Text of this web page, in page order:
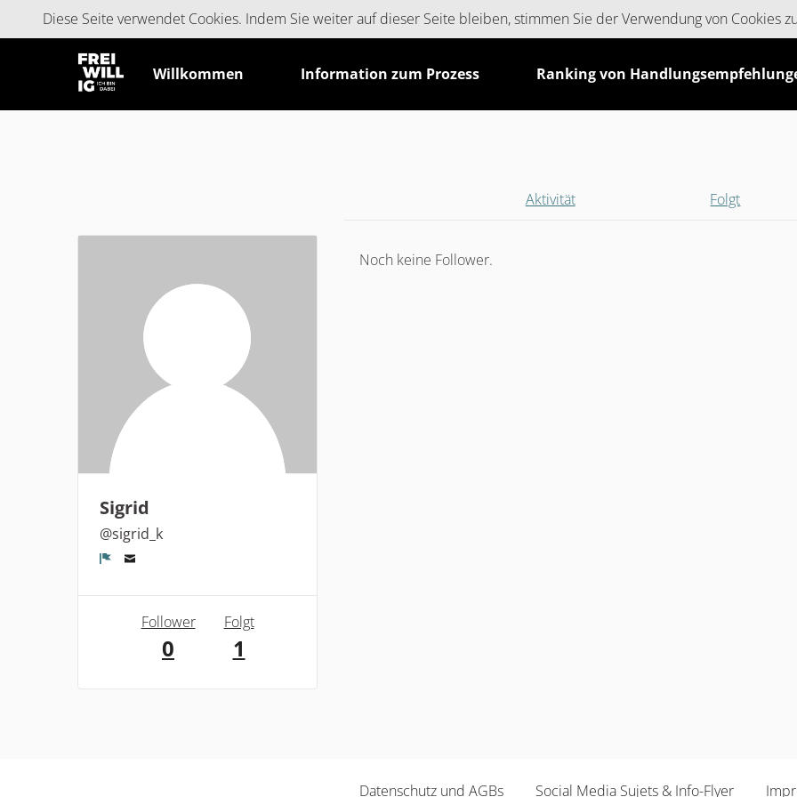
Diese Seite verwendet Cookies. Indem Sie weiter auf dieser Seite bleiben, stimmen Sie der Verwendung von Cookies
Willkommen Information zum Prozess Ranking von
Aktivität Folgt
Sigrid
@sigrid_k
Follower
0
Folgt
1
Noch keine Follower.
Datenschutz und AGBs Social Media Sujets & Info-Flyer
Cookie-Einstellungen